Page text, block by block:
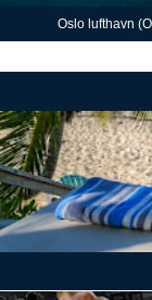
Oslo lufthavn